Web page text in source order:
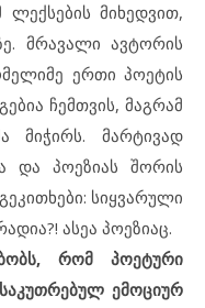
ლექსების მიხედვით,
მრავალი ავტორის
ერთი პოეტის
ჩემთვის, მაგრამ
მიჭირს. მარტივად
და პოეზიას შორის
სიყვარული
ასეა პოეზიაც.
რომ პოეტური
ემოციურ